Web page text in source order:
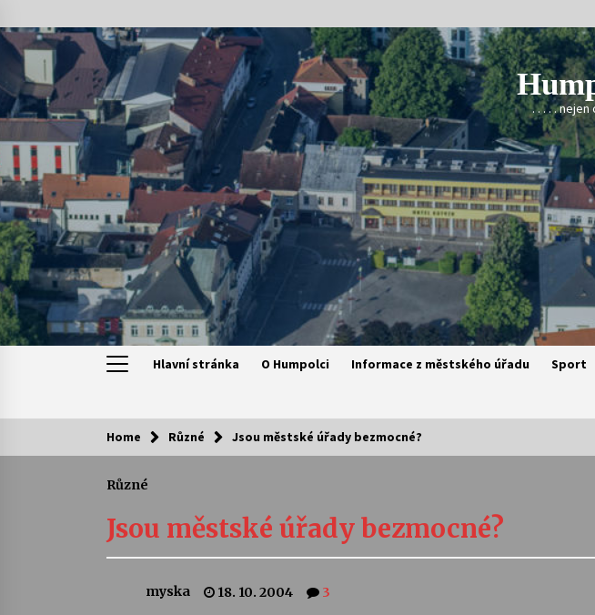
to
content
. . . . .
Hlavní stránka O Humpolci Informace z městského úřadu Sport
Kam za kulturou?
Camerata a Sukuba Ensemble
4. 8. 2026
Pozvánka na integrační festival
Quijotova šedesátka: 28. 7.–1. 8.
Home Různé Jsou městské úřady bezmocné?
Různé
Jsou městské úřady bezmocné?
myska 18. 10. 2004 3